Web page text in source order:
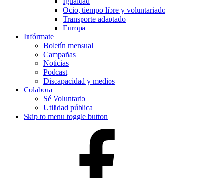
Ocio, tiempo libre y voluntariado
Transporte adaptado
Europa
Infórmate
Boletín mensual
Campañas
Noticias
Podcast
Discapacidad y medios
Colabora
Sé Voluntario
Utilidad pública
Skip to menu toggle button